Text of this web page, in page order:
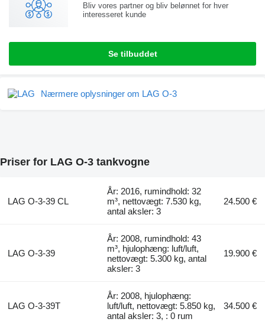
Bliv vores partner og bliv belønnet for hver
interesseret kunde
Se tilbuddet
Nærmere oplysninger om LAG O-3
Priser for LAG O-3 tankvogne
LAG O-3-39 CL
År: 2016, rumindhold: 32
m³, nettovægt: 7.530 kg,
antal aksler: 3
24.500 €
LAG O-3-39
År: 2008, rumindhold: 43
m³, hjulophæng: luft/luft,
nettovægt: 5.300 kg, antal
aksler: 3
19.900 €
LAG O-3-39T
År: 2008, hjulophæng:
luft/luft, nettovægt: 5.850 kg,
antal aksler: 3, : 0 rum
34.500 €